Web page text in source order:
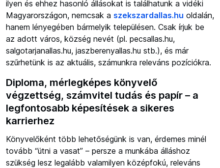
ilyen és ehhez hasonló állásokat is találhatunk a vidéki
Magyarországon, nemcsak a szekszardallas.hu oldalán,
hanem lényegében bármelyik településen. Csak írjuk be
az adott város, község nevét (pl. pecsallas.hu,
salgotarjanallas.hu, jaszberenyallas.hu stb.), és már
szűrhetünk is az aktuális, számunkra releváns pozíciókra.
Diploma, mérlegképes könyvelő
végzettség, számvitel tudás és papír – a
legfontosabb képesítések a sikeres
karrierhez
Könyvelőként több lehetőségünk is van, érdemes minél
tovább “ütni a vasat” – persze a munkába álláshoz
szükség lesz legalább valamilyen középfokú, releváns